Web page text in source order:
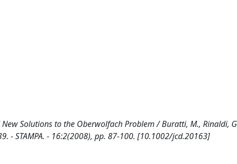
Solutions to the Oberwolfach Problem / Buratti, M., Rinaldi,
- STAMPA. - 16:2(2008), pp. 87-100. [10.1002/jcd.20163]